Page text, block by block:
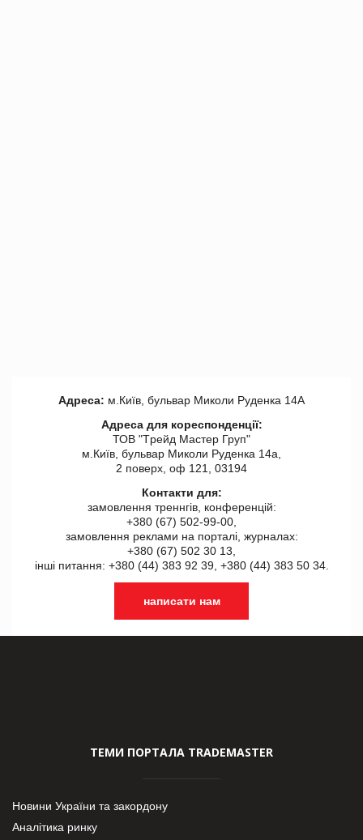
Адреса: м.Київ, бульвар Миколи Руденка 14А
Адреса для кореспонденції:
ТОВ "Tрейд Мастер Груп"
м.Київ, бульвар Миколи Руденка 14а,
2 поверх, оф 121, 03194
Контакти для:
замовлення треннгів, конференцій:
+380 (67) 502-99-00,
замовлення реклами на порталі, журналах:
+380 (67) 502 30 13,
інші питання: +380 (44) 383 92 39, +380 (44) 383 50 34.
написати нам
ТЕМИ ПОРТАЛА TRADEMASTER
Новини України та закордону
Аналітика ринку